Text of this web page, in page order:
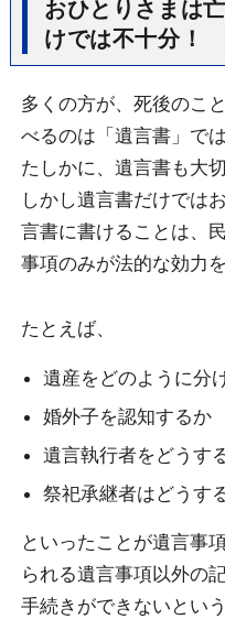
おひとりさまは
けでは不十分！
多くの方が、死後のこ
べるのは「遺言書」で
たしかに、遺言書も大
しかし遺言書だけでは
言書に書けることは、
事項のみが法的な効力
たとえば、
遺産をどのように分
婚外子を認知するか
遺言執行者をどうす
祭祀承継者はどうす
といったことが遺言事
られる遺言事項以外の
手続きができないとい